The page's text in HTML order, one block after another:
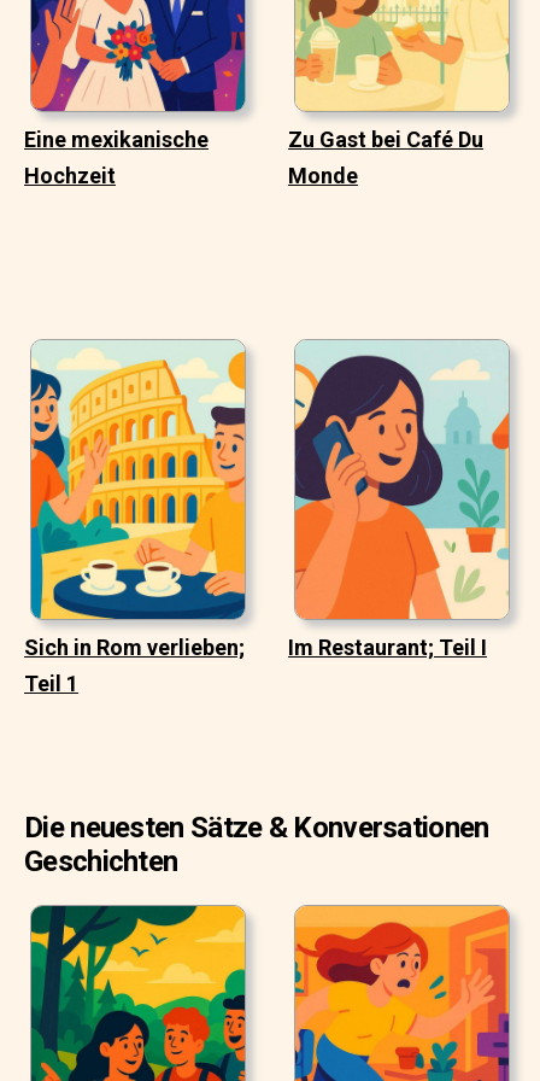
Eine mexikanische
Hochzeit
Zu Gast bei Café Du
Monde
Sich in Rom verlieben;
Teil 1
Im Restaurant; Teil I
Die neuesten Sätze & Konversationen
Geschichten